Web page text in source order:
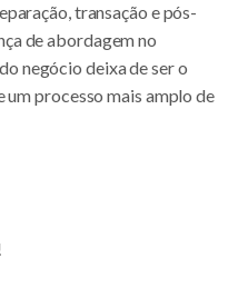
transação e pós-
de abordagem no
negócio deixa de ser o
um processo mais amplo de